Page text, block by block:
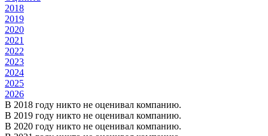
2018
2019
2020
2021
2022
2023
2024
2025
2026
В 2018 году никто не оценивал компанию.
В 2019 году никто не оценивал компанию.
В 2020 году никто не оценивал компанию.